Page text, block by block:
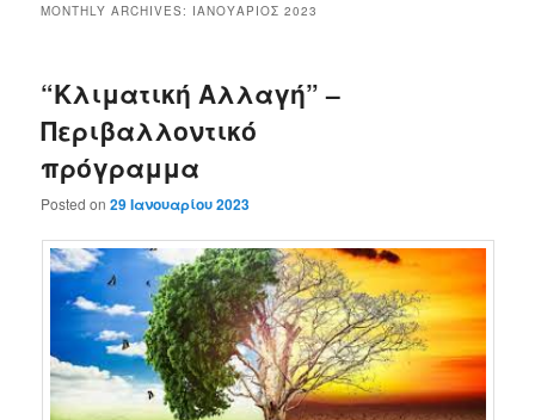
MONTHLY ARCHIVES: ΙΑΝΟΥΆΡΙΟΣ 2023
“Κλιματική Αλλαγή” –
Περιβαλλοντικό
πρόγραμμα
Posted on29 Ιανουαρίου 2023